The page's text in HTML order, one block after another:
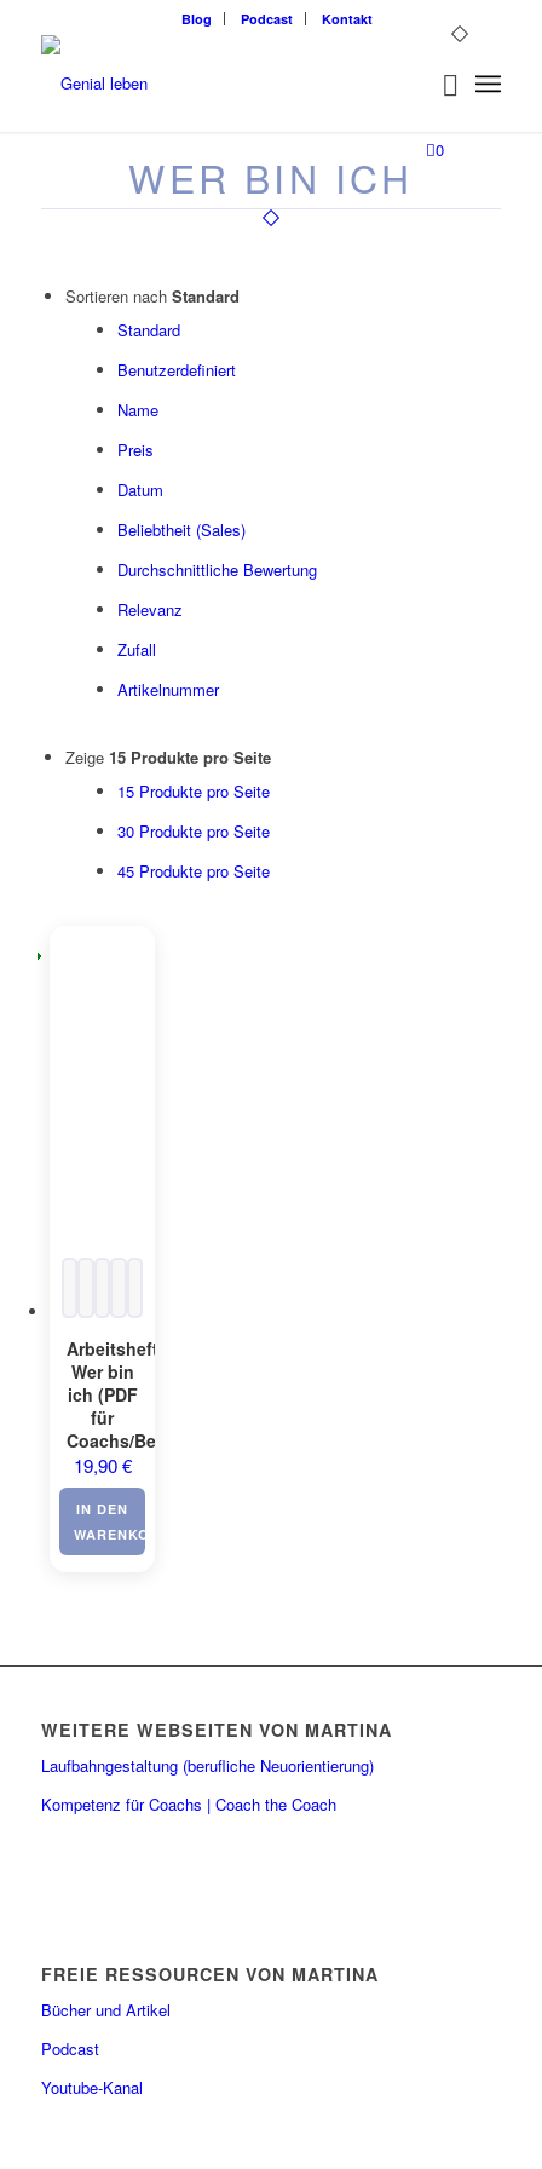
Blog Podcast Kontakt
0
WER BIN ICH
Sortieren nach Standard
Standard
Benutzerdefiniert
Name
Preis
Datum
Beliebtheit (Sales)
Durchschnittliche Bewertung
Relevanz
Zufall
Artikelnummer
Zeige 15 Produkte pro Seite
15 Produkte pro Seite
30 Produkte pro Seite
45 Produkte pro Seite
Arbeitsheft:
Wer bin
ich (PDF
für
Coachs/Berater)
19,90€
IN DEN
WARENKORB
WEITERE WEBSEITEN VON MARTINA
Laufbahngestaltung (berufliche Neuorientierung)
Kompetenz für Coachs | Coach the Coach
FREIE RESSOURCEN VON MARTINA
Bücher und Artikel
Podcast
Youtube-Kanal